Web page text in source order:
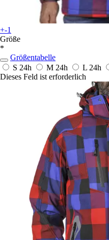
+-1
Größe
*
Größentabelle
S 24h M 24h L 24h
Dieses Feld ist erforderlich